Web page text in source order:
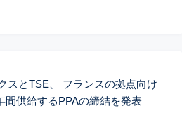
スとTSE、 フランスの拠点向け
間供給するPPAの締結を発表